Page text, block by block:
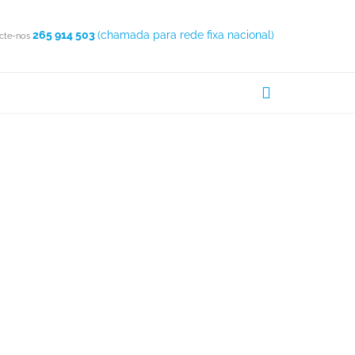
nos 265 914 503(chamada para rede fixa nacional)
